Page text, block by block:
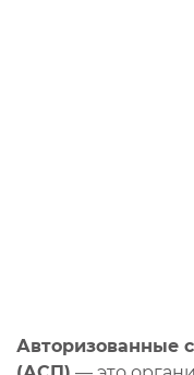
Авторизованные